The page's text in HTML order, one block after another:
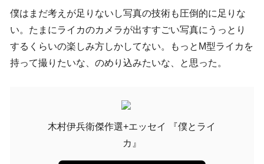
僕はまだ考えが足りないし写真の技術も圧倒的に足りな
い。たまにライカのカメラが出すすごい写真にうっとり
するくらいの楽しみ方しかしてない。もっとM型ライカを
持って撮りたいな、のめり込みたいな、と思った。
木村伊兵衛傑作選+エッセイ 『僕とライ
カ』